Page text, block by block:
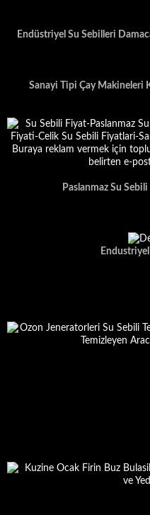
Endüstriyel Su Sebilleri
Sanayi Tipi Çay Makineleri
Paslanmaz Su